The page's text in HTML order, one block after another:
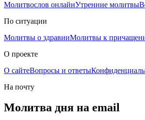
Молитвослов онлайнУтренние молитвы
По ситуации
Молитвы о здравииМолитвы к
О проекте
О сайтеВопросы и ответы
На почту
Молитва дня на email